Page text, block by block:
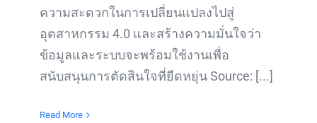
ความสะดวกในการเปลี่ยนแปลงไปสู่
อุตสาหกรรม 4.0 และสร้างความมั่นใจว่า
ข้อมูลและระบบจะพร้อมใช้งานเพื่อ
สนับสนุนการตัดสินใจที่ยืดหยุ่น Source: [...]
Read More